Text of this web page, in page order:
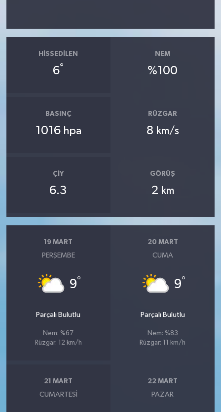
HISSEDILEN
6°
NEM
%100
BASINÇ
1016 hpa
RÜZGAR
8 km/s
ÇIY
6.3
GÖRÜŞ
2 km
19 MART
PERŞEMBE
9°
Parçalı Bulutlu
Nem: %67
Rüzgar: 12 km/h
20 MART
CUMA
9°
Parçalı Bulutlu
Nem: %83
Rüzgar: 11 km/h
21 MART
CUMARTESI
22 MART
PAZAR